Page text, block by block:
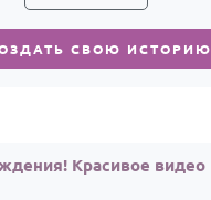
СВОЮ ИСТОРИЮ
Красивое видео